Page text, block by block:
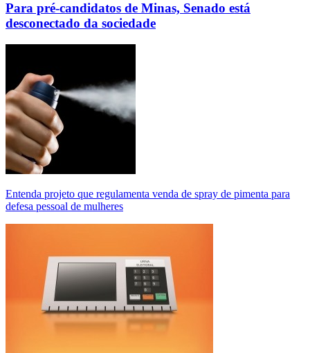
Para pré-candidatos de Minas, Senado está
desconectado da sociedade
Entenda projeto que regulamenta venda de spray de pimenta para
defesa pessoal de mulheres